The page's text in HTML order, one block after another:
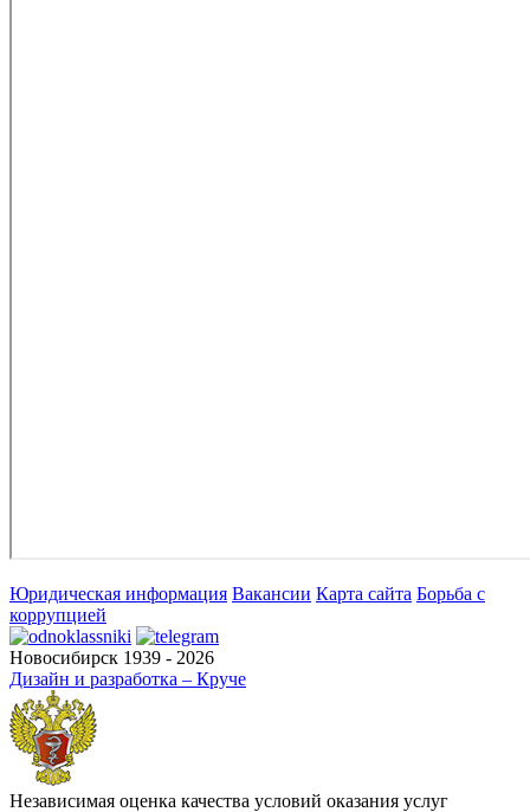
Юридическая информация Вакансии Карта сайта Борьба с
коррупцией
Новосибирск 1939 - 2026
Дизайн и разработка – Круче
Независимая оценка качества условий оказания услуг